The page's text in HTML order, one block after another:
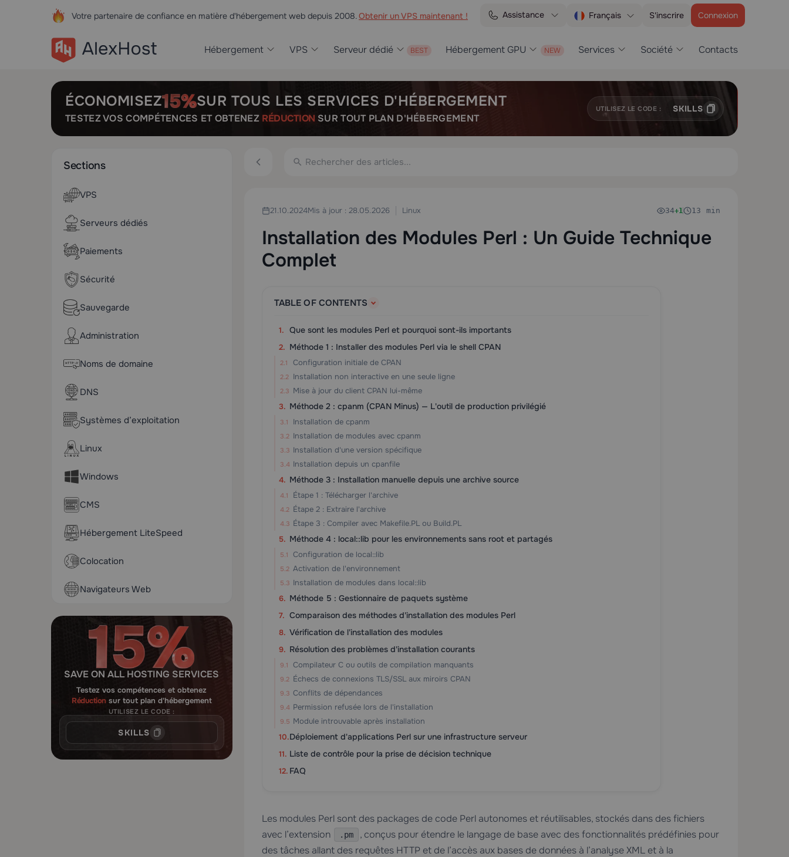
Votre partenaire de confiance en matière d'hébergement web depuis 2008.Obtenir un VPS maintenant ! Assistance Français S'inscrire Connexion
Hébergement VPS Serveur dédié Hébergement GPU Services Société Contacts
ÉCONOMISEZ SUR TOUS LES SERVICES D'HÉBERGEMENT
TESTEZ VOS COMPÉTENCES ET OBTENEZ RÉDUCTION SUR TOUT PLAN D'HÉBERGEMENT
UTILISEZ LE CODE : SKILLS
Sections
VPS
Serveurs dédiés
Paiements
Sécurité
Sauvegarde
Administration
Noms de domaine
DNS
Systèmes d’exploitation
Linux
Windows
CMS
Hébergement LiteSpeed
Colocation
Navigateurs Web
SAVE ON ALL HOSTING SERVICES
Testez vos compétences et obtenez
Réduction sur tout plan d'hébergement
UTILISEZ LE CODE :
SKILLS
21.10.2024Mis à jour : 28.05.2026 Linux 34+1 13 min
Installation des Modules Perl : Un Guide Technique
Complet
TABLE OF CONTENTS
Que sont les modules Perl et pourquoi sont-ils importants
Méthode 1 : Installer des modules Perl via le shell CPAN
Configuration initiale de CPAN
Installation non interactive en une seule ligne
Mise à jour du client CPAN lui-même
Méthode 2 : cpanm (CPAN Minus) — L'outil de production privilégié
Installation de cpanm
Installation de modules avec cpanm
Installation d'une version spécifique
Installation depuis un cpanfile
Méthode 3 : Installation manuelle depuis une archive source
Étape 1 : Télécharger l'archive
Étape 2 : Extraire l'archive
Étape 3 : Compiler avec Makefile.PL ou Build.PL
Méthode 4 : local::lib pour les environnements sans root et partagés
Configuration de local::lib
Activation de l'environnement
Installation de modules dans local::lib
Méthode 5 : Gestionnaire de paquets système
Comparaison des méthodes d'installation des modules Perl
Vérification de l'installation des modules
Résolution des problèmes d'installation courants
Compilateur C ou outils de compilation manquants
Échecs de connexions TLS/SSL aux miroirs CPAN
Conflits de dépendances
Permission refusée lors de l'installation
Module introuvable après installation
Déploiement d'applications Perl sur une infrastructure serveur
Liste de contrôle pour la prise de décision technique
FAQ
Les modules Perl sont des packages de code Perl autonomes et réutilisables, stockés dans des fichiers
avec l’extension
.pm
, conçus pour étendre le langage de base avec des fonctionnalités prédéfinies pour
des tâches allant des requêtes HTTP et de l’accès aux bases de données à l’analyse XML et à la